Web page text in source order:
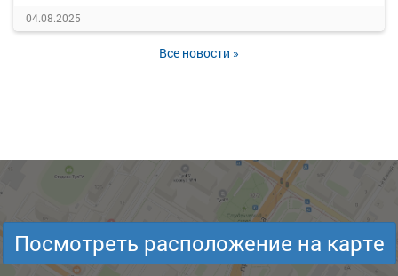
04.08.2025
Все новости »
Посмотреть расположение на карте